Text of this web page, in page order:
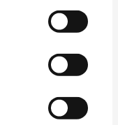
çok katmanlı
VKF (5.2)